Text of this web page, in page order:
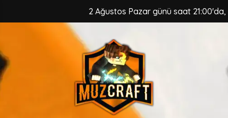
2 Ağustos Pazar günü saat 21:00'da,